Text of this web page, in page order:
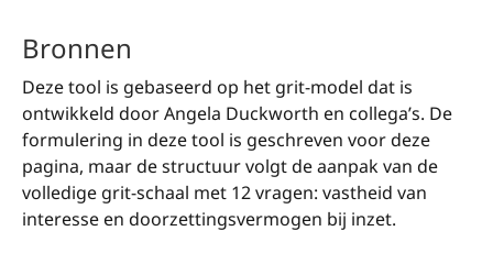
Bronnen
Deze tool is gebaseerd op het grit-model dat is
ontwikkeld door Angela Duckworth en collega’s. De
formulering in deze tool is geschreven voor deze
pagina, maar de structuur volgt de aanpak van de
volledige grit-schaal met 12 vragen: vastheid van
interesse en doorzettingsvermogen bij inzet.